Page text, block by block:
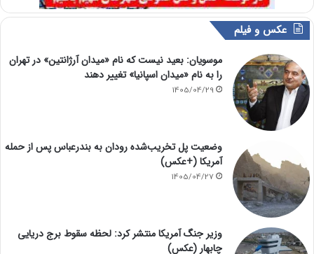
عکس و فیلم
موسویان: بعید نیست که نام «میدان آرژانتین» در تهران
را به نام «میدان اسپانیا» تغییر دهند
1405/04/29
وضعیت پل تخریب‌شده رودان به بندرعباس پس از حمله
آمریکا (+عکس)
1405/04/27
وزیر جنگ آمریکا منتشر کرد: لحظه سقوط برج دریایی
چابهار (عکس)